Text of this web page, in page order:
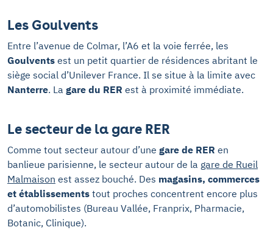
Les Goulvents
Entre l’avenue de Colmar, l’A6 et la voie ferrée, les
Goulvents est un petit quartier de résidences abritant le
siège social d’Unilever France. Il se situe à la limite avec
Nanterre. La gare du RER est à proximité immédiate.
Le secteur de la gare RER
Comme tout secteur autour d’une gare de RER en
banlieue parisienne, le secteur autour de la gare de Rueil
Malmaison est assez bouché. Des magasins, commerces
et établissements tout proches concentrent encore plus
d’automobilistes (Bureau Vallée, Franprix, Pharmacie,
Botanic, Clinique).